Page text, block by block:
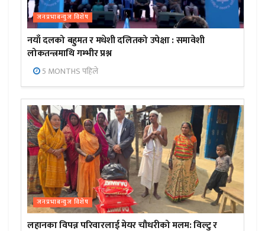
जनप्रभाबन्युज विशेष
नयाँ दलको बहुमत र मधेशी दलितको उपेक्षा : समावेशी
लोकतन्त्रमाथि गम्भीर प्रश्न
5 MONTHS पहिले
जनप्रभाबन्युज विशेष
लहानका विपन्न परिवारलाई मेयर चौधरीको मलम: विल्टु र